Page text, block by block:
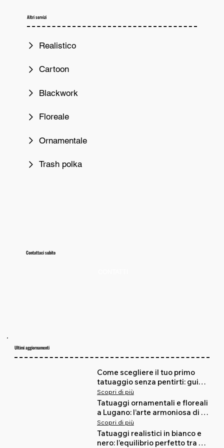
Altri servizi
Realistico
Cartoon
Blackwork
Floreale
Ornamentale
Trash polka
Contattaci subito
Ultimi aggiornamenti
Come scegliere il tuo primo
tatuaggio senza pentirti: guida
sincera, zero fronzoli
Scopri di più
Tatuaggi ornamentali e floreali
a Lugano: l’arte armoniosa di
Missy in Red ospite da BOH!
Tattoo Studio
Scopri di più
Tatuaggi realistici in bianco e
nero: l’equilibrio perfetto tra